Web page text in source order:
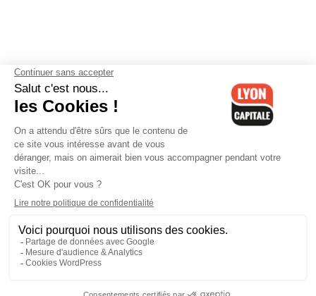
Contactez-nous-Mentions légales-CGV-Politique de
confidentialité-Gestion des cookies